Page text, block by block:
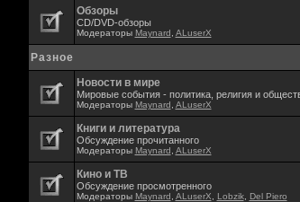
Обзоры
CD/DVD-обзоры
Модераторы Maynard ALuserX
Разное
Новости в мире
Мировые события - политика, религия и
Модераторы Maynard ALuserX
Книги и литература
Обсуждение прочитанного
Модераторы Maynard ALuserX
Кино и ТВ
Обсуждение просмотренного
Модераторы Maynard ALuserX Lobzik, Del Piero